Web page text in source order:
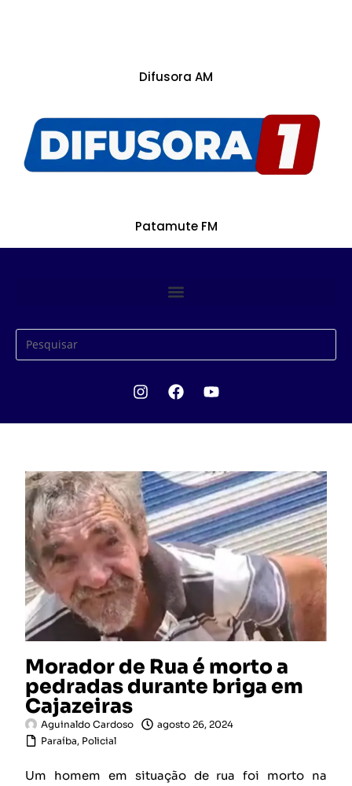
Difusora AM
Patamute FM
Morador de Rua é morto a
pedradas durante briga em
Cajazeiras
Aguinaldo Cardoso
agosto 26, 2024
Paraíba, Policial
Um homem em situação de rua foi morto na